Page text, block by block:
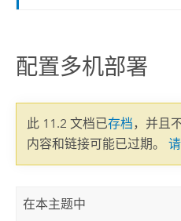
配置多机部署
此 11.2 文档已存档，并且
内容和链接可能已过期。
在本主题中